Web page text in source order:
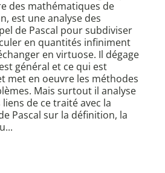
des mathématiques de
est une analyse des
de Pascal pour subdiviser
en quantités infiniment
en virtuose. Il dégage
général et ce qui est
met en oeuvre les méthodes
Mais surtout il analyse
de ce traité avec la
Pascal sur la définition, la